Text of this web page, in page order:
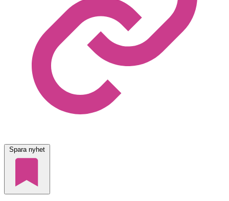
Spara nyhet